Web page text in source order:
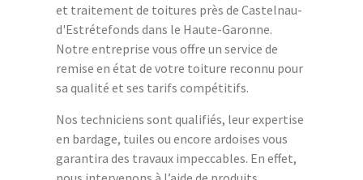
et traitement de toitures près de Castelnau-
d'Estrétefonds dans le Haute-Garonne.
Notre entreprise vous offre un service de
remise en état de votre toiture reconnu pour
sa qualité et ses tarifs compétitifs.
Nos techniciens sont qualifiés, leur expertise
en bardage, tuiles ou encore ardoises vous
garantira des travaux impeccables. En effet,